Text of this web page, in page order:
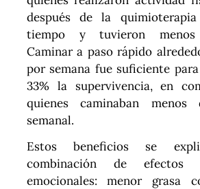
después de la
tiempo y tuvieron menos
Caminar a paso rápido
por semana fue suficiente
33% la supervivencia, en
quienes caminaban
semanal.
Estos beneficios se
combinación de efectos
emocionales: menor grasa